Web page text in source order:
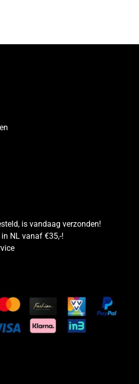
is vandaag verzonden!
NL vanaf €35,-!